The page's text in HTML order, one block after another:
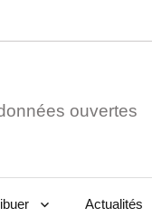
ouvertes
Actualités